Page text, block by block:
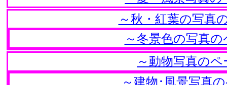
～秋・紅葉の写真
～冬景色の写真
～動物写真の
～建物･風景写真